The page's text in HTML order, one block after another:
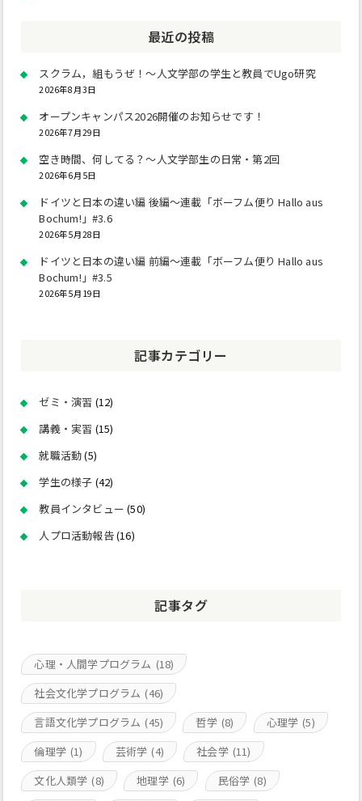
最近の投稿
スクラム，組もうぜ！～人文学部の学生と教員でUgo研究
2026年8月3日
オープンキャンパス2026開催のお知らせです！
2026年7月29日
空き時間、何してる？～人文学部生の日常・第2回
2026年6月5日
ドイツと日本の違い編 後編～連載「ボーフム便り Hallo aus
Bochum!」#3.6
2026年5月28日
ドイツと日本の違い編 前編～連載「ボーフム便り Hallo aus
Bochum!」#3.5
2026年5月19日
記事カテゴリー
ゼミ・演習 (12)
講義・実習 (15)
就職活動(5)
学生の様子 (42)
教員インタビュー (50)
人プロ活動報告(16)
記事タグ
心理・人間学プログラム (18)
社会文化学プログラム (46)
言語文化学プログラム (45) 哲学 (8) 心理学 (5)
倫理学 (1) 芸術学 (4) 社会学 (11)
文化人類学 (8) 地理学 (6) 民俗学 (8)